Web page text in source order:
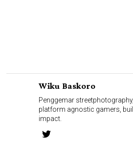
Wiku Baskoro
Penggemar
platform agnostic gamers,
impact.